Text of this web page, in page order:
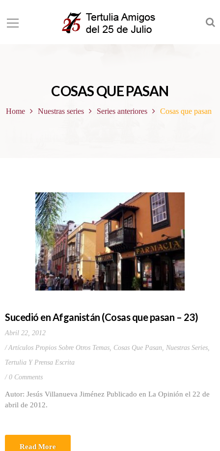
COSAS QUE PASAN
Home Nuestras series Series anteriores Cosas que pasan
Sucedió en Afganistán (Cosas que pasan – 23)
Abril 22, 2012
Artículos Propios Sobre Otros Temas, Cosas Que Pasan, Nuestras Series,
Tertulia Y Prensa Escrita
0 Comments
Autor: Jesús Villanueva Jiménez Publicado en La Opinión el 22 de
abril de 2012.
Read More